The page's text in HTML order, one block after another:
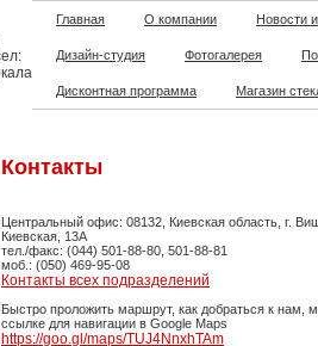
Главная О компании Новости
Дизайн-студия Фотогалерея
Дисконтная программа Магазин
Контакты
Центральный офис: 08132, Киевская область, г.
Киевская, 13А
тел./факс: (044) 501-88-80, 501-88-81
моб.: (050) 469-95-08
Контакты всех подразделений
Быстро проложить маршрут, как добраться к нам,
ссылке для навигации в Google Maps
https://goo.gl/maps/TUJ4NnxhTAm